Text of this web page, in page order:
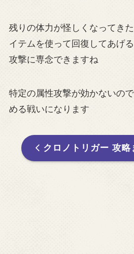
残りの体力が怪しくなってき
イテムを使って回復してあげ
攻撃に専念できますね
特定の属性攻撃が効かないの
める戦いになります
クロノトリガー 攻略